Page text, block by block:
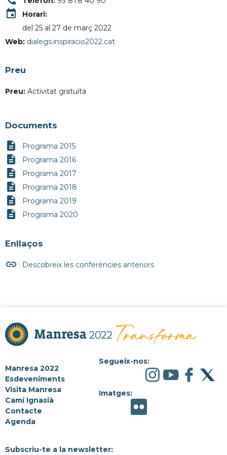
event
Horari:
del 25 al 27 de març 2022
Web: dialegs.inspiracio2022.cat
Preu
Preu: Activitat gratuïta
Documents
description Programa 2015
description Programa 2016
description Programa 2017
description Programa 2018
description Programa 2019
description Programa 2020
Enllaços
insert_link Descobreix les conferències anteriors
Manresa 2022
Esdeveniments
Visita Manresa
Camí Ignasià
Contacte
Agenda
Segueix-nos:
Imatges:
Subscriu-te a la newsletter: